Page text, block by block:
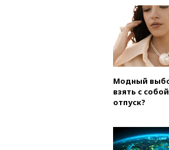
Модный
взять с
отпуск?